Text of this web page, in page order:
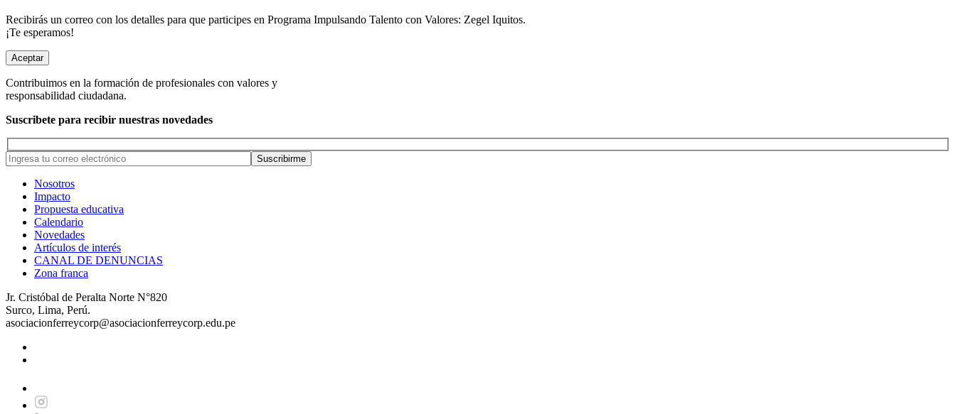
Recibirás un correo con los detalles para que participes en Programa Impulsando Talento con Valores: Zegel Iquitos.
¡Te esperamos!
Aceptar
Contribuimos en la formación de profesionales con valores y
responsabilidad ciudadana.
Suscribete para recibir nuestras novedades
Nosotros
Impacto
Propuesta educativa
Calendario
Novedades
Artículos de interés
CANAL DE DENUNCIAS
Zona franca
Jr. Cristóbal de Peralta Norte N°820
Surco, Lima, Perú.
asociacionferreycorp@asociacionferreycorp.edu.pe